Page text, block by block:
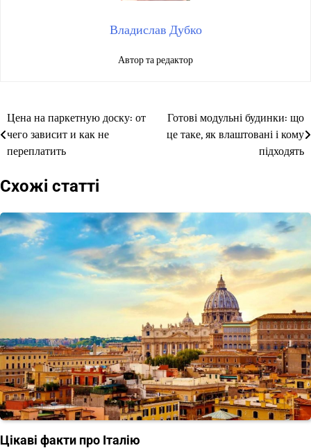
Владислав Дубко
Автор та редактор
Навігація
записів
Цена на паркетную доску: от
чего зависит и как не
переплатить
Готові модульні будинки: що
це таке, як влаштовані і кому
підходять
Схожі статті
Цікаві факти про Італію